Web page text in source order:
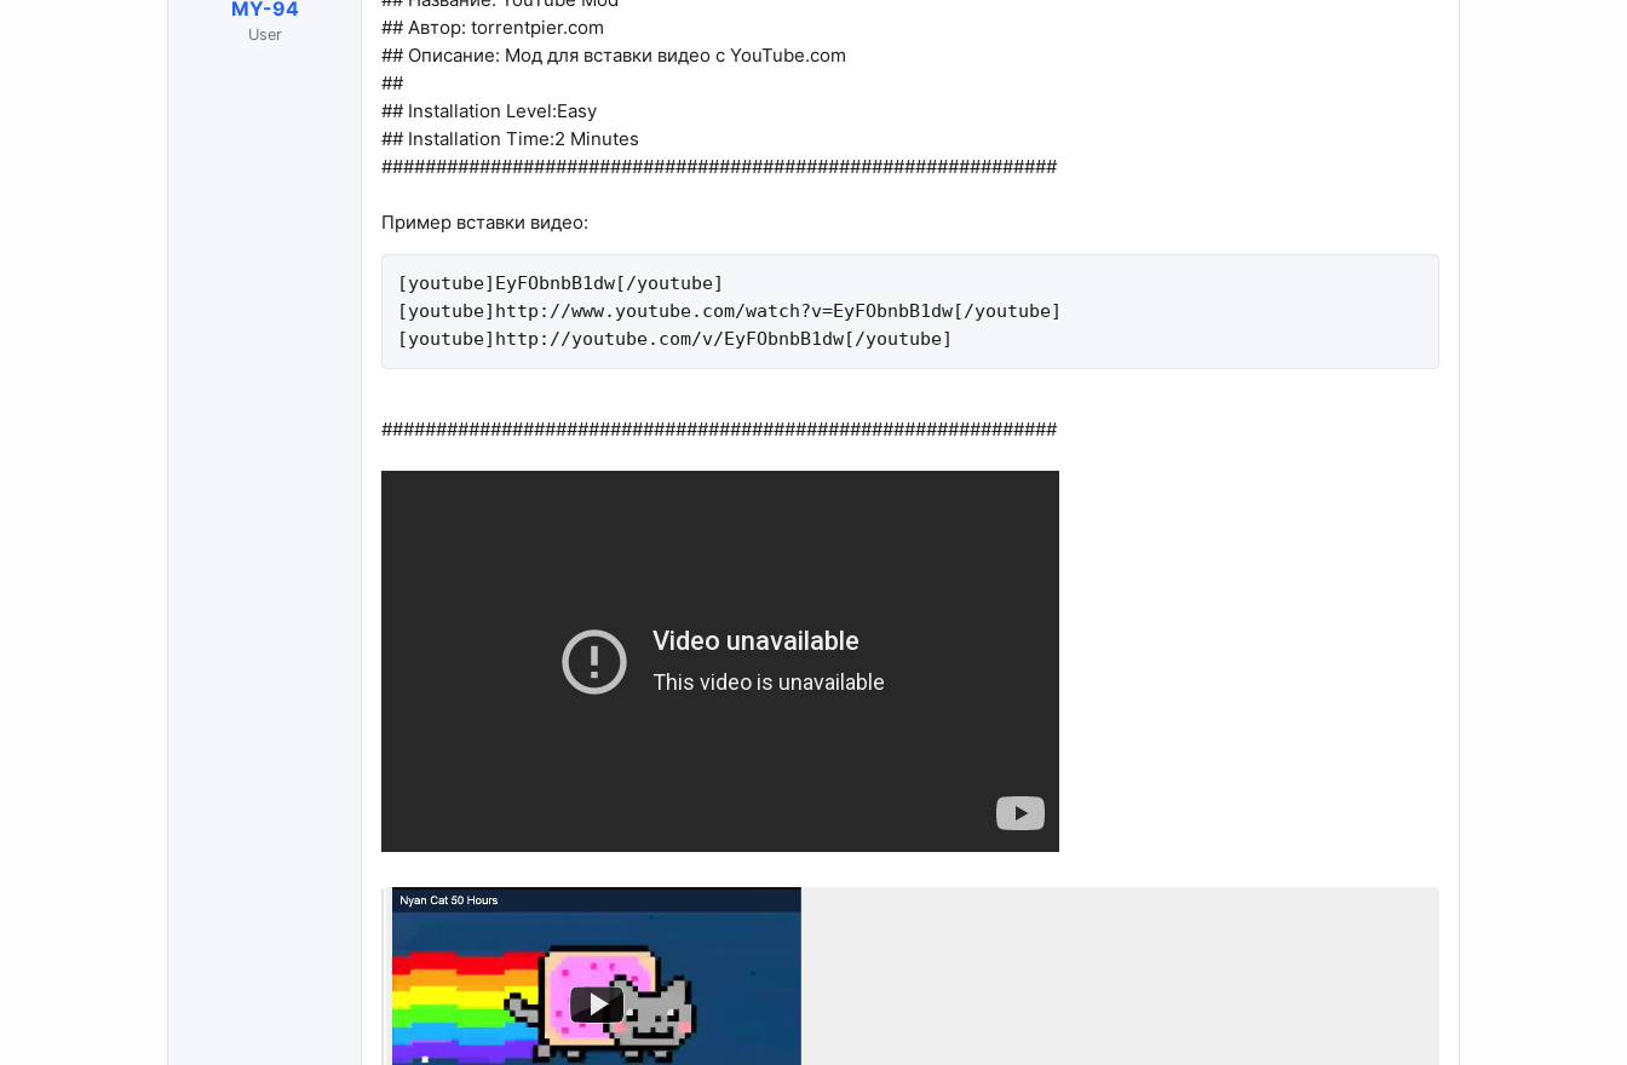
MY-94
User
## Автор: torrentpier.com
## Описание: Мод для вставки видео c YouTube.com
##
## Installation Level:Easy
## Installation Time:2 Minutes
##############################################################
Пример вставки видео:
[youtube]EyFObnbB1dw[/youtube]
[youtube]http://www.youtube.com/watch?v=EyFObnbB1dw[/youtube]
[youtube]http://youtube.com/v/EyFObnbB1dw[/youtube]
##############################################################